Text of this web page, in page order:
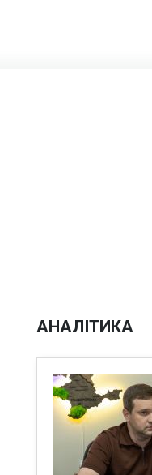
АНАЛІТИКА